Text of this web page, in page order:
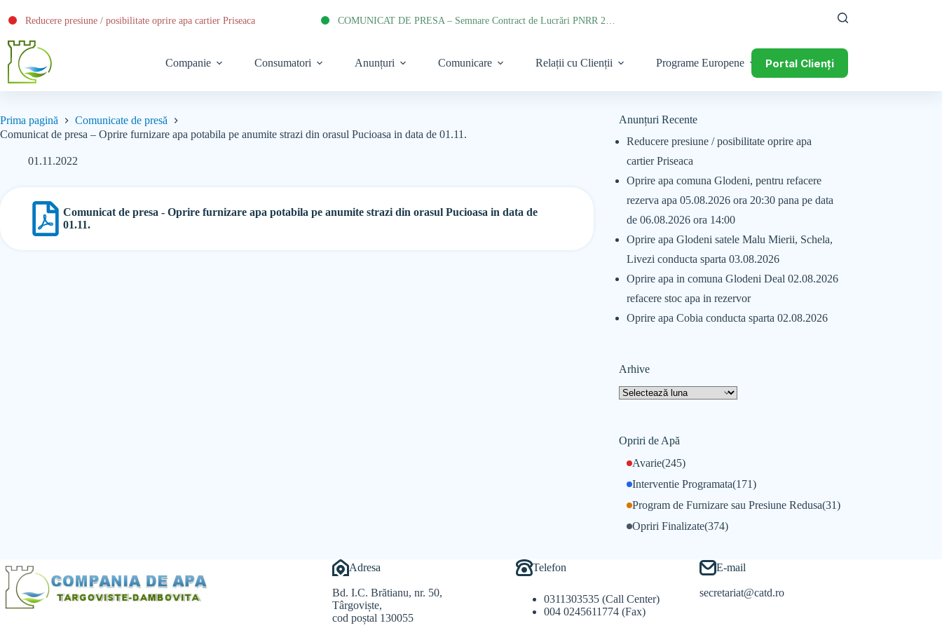
Reducere presiune / posibilitate oprire apa cartier Priseaca
Companie Consumatori Anunțuri Comunicare Relații cu Clienții Programe Europene Portal Clienți
Prima pagină
Comunicate de presă
Comunicat de presa – Oprire furnizare apa potabila pe anumite strazi din orasul Pucioasa in data de 01.11.
01.11.2022
Comunicat de presa - Oprire furnizare apa potabila pe anumite strazi din orasul Pucioasa in data de
01.11.
Anunțuri Recente
Reducere presiune / posibilitate oprire apa
cartier Priseaca
Oprire apa comuna Glodeni, pentru refacere
rezerva apa 05.08.2026 ora 20:30 pana pe data
de 06.08.2026 ora 14:00
Oprire apa Glodeni satele Malu Mierii, Schela,
Livezi conducta sparta 03.08.2026
Oprire apa in comuna Glodeni Deal 02.08.2026
refacere stoc apa in rezervor
Oprire apa Cobia conducta sparta 02.08.2026
Arhive
Opriri de Apă
Avarie(245)
Interventie Programata(171)
Opriri Finalizate(374)
Program de Furnizare sau Presiune Redusa(31)
Adresa
Bd. I.C. Brătianu, nr. 50,
Târgoviște,
cod poștal 130055
Telefon
0311303535 (Call Center)
004 0245611774 (Fax)
E-mail
secretariat@catd.ro